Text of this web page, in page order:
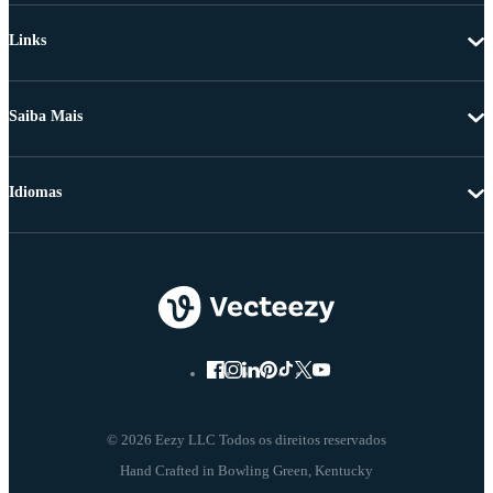
Links
Saiba Mais
© 2026 Eezy LLC Todos os direitos reservados
Idiomas